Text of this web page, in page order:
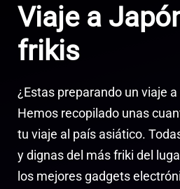
Viaje a
frikis
¿Estas preparando un viaje
Hemos recopilado unas
tu viaje al país asiático.
y dignas del más friki del
los mejores gadgets